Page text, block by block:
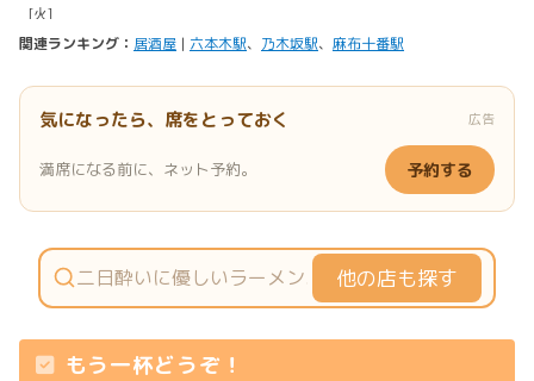
関連ランキング： 居酒屋 | 六本木駅、 乃木坂駅、 麻布十番駅
気になったら、席をとっておく 広告
満席になる前に、ネット予約。 予約する
他の店も探す
もう一杯どうぞ！